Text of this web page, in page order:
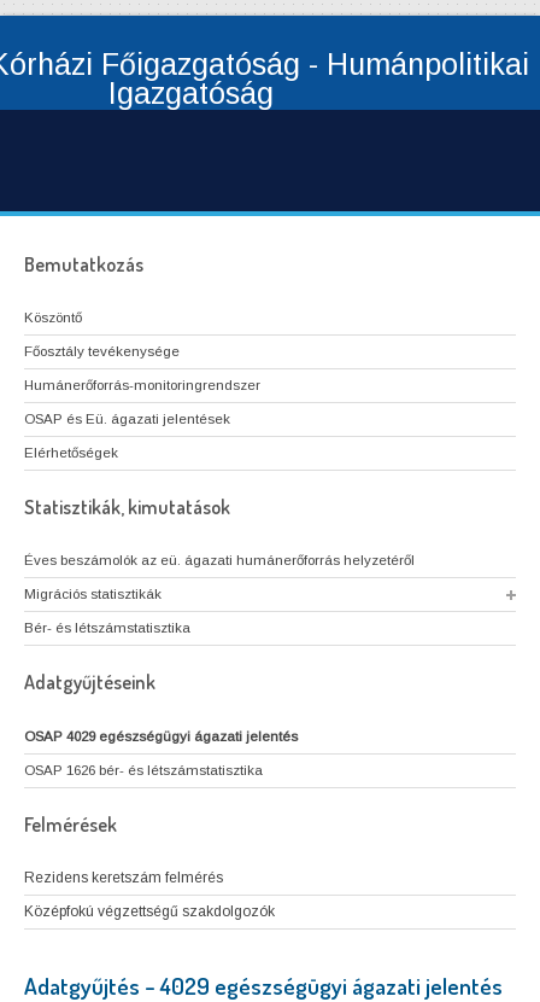
Főigazgatóság - Humánpolitikai
Igazgatóság
Bemutatkozás
Köszöntő
Főosztály tevékenysége
Humánerőforrás-monitoringrendszer
OSAP és Eü. ágazati jelentések
Elérhetőségek
Statisztikák, kimutatások
Éves beszámolók az eü. ágazati humánerőforrás helyzetéről
Migrációs statisztikák
Bér- és létszámstatisztika
Adatgyűjtéseink
OSAP 4029 egészségügyi ágazati jelentés
OSAP 1626 bér- és létszámstatisztika
Felmérések
Rezidens keretszám felmérés
Középfokú végzettségű szakdolgozók
Adatgyűjtés – 4029 egészségügyi ágazati jelentés